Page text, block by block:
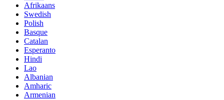
Afrikaans
Swedish
Polish
Basque
Catalan
Esperanto
Hindi
Lao
Albanian
Amharic
Armenian